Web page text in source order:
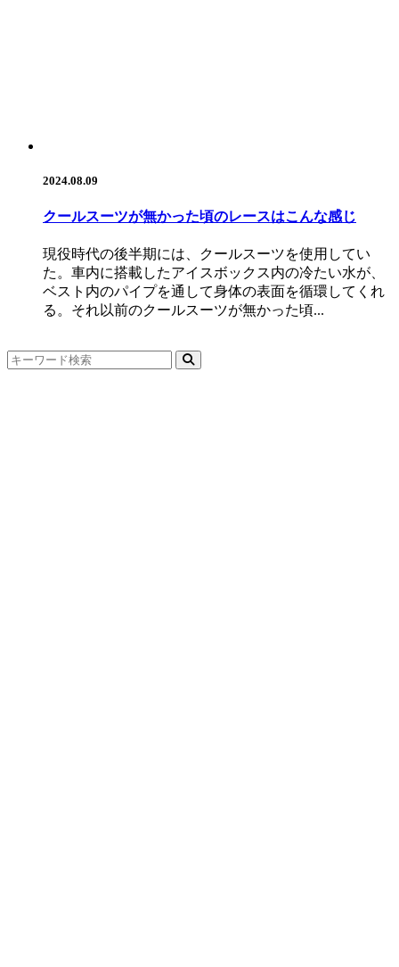
2024.08.09
クールスーツが無かった頃のレースはこんな感じ
現役時代の後半期には、クールスーツを使用してい
た。車内に搭載したアイスボックス内の冷たい水が、
ベスト内のパイプを通して身体の表面を循環してくれ
る。それ以前のクールスーツが無かった頃...